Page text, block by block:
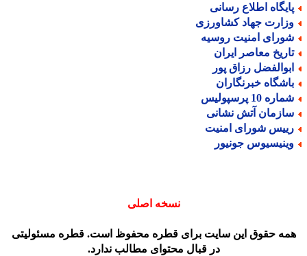
اطلاع رسانی
جهاد کشاورزی
امنیت روسیه
معاصر ایران
رزاق پور
خبرنگاران
10 پرسپولیس
آتش نشانی
شورای امنیت
جونیور
نسخه اصلی
حقوق این سایت برای قطره محفوظ است. قطره مسئولیتی
در قبال محتوای مطالب ندارد.